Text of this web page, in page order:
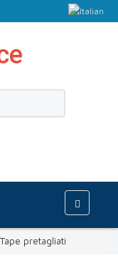
Tape pretagliati